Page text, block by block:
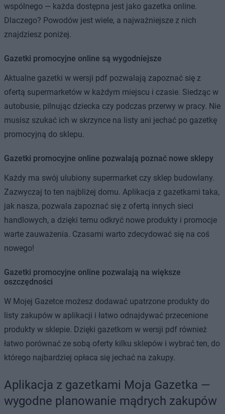
wspólnego — każda dostępna jest jako gazetka online.
Dlaczego? Powodów jest wiele, a najważniejsze z nich
znajdziesz poniżej.
Gazetki promocyjne online są wygodniejsze
Aktualne gazetki w wersji pdf pozwalają zapoznać się z
ofertą supermarketów w każdym miejscu i czasie. Siedząc w
autobusie, pilnując dziecka czy podczas przerwy w pracy. Nie
musisz szukać ich w skrzynce na listy ani jechać po gazetkę
promocyjną do sklepu.
Gazetki promocyjne online pozwalają poznać nowe sklepy
Każdy ma swój ulubiony supermarket czy sklep budowlany.
Zazwyczaj to ten najbliżej domu. Aplikacja z gazetkami taka,
jak nasza, pozwala zapoznać się z ofertą innych sieci
handlowych, a dzięki temu odkryć nowe produkty i promocje
warte zauważenia. Czasami warto zdecydować się na coś
nowego!
Gazetki promocyjne online pozwalają na większe
oszczędności
W Mojej Gazetce możesz dodawać upatrzone produkty do
listy zakupów w aplikacji i łatwo odnajdywać przecenione
produkty w sklepie. Dzięki gazetkom w wersji pdf również
łatwo porównać ze sobą oferty kilku sklepów i wybrać ten, do
którego najbardziej opłaca się jechać na zakupy.
Aplikacja z gazetkami Moja Gazetka —
wygodne planowanie mądrych zakupów